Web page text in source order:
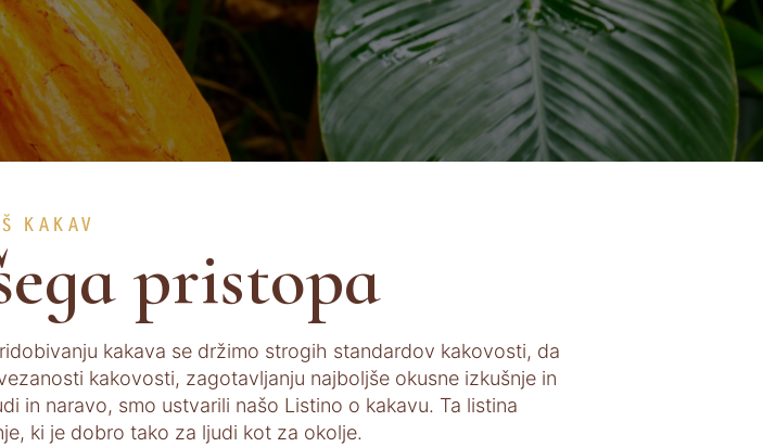
KAKAV
pristopa
kakava se držimo strogih standardov kakovosti, da
kakovosti, zagotavljanju najboljše okusne izkušnje in
in naravo, smo ustvarili našo Listino o kakavu. Ta listina
ki je dobro tako za ljudi kot za okolje.